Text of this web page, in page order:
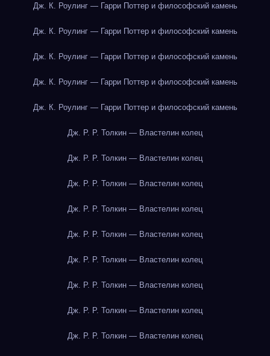
Дж. К. Роулинг — Гарри Поттер и философский камень
Дж. К. Роулинг — Гарри Поттер и философский камень
Дж. К. Роулинг — Гарри Поттер и философский камень
Дж. К. Роулинг — Гарри Поттер и философский камень
Дж. К. Роулинг — Гарри Поттер и философский камень
Дж. Р. Р. Толкин — Властелин колец
Дж. Р. Р. Толкин — Властелин колец
Дж. Р. Р. Толкин — Властелин колец
Дж. Р. Р. Толкин — Властелин колец
Дж. Р. Р. Толкин — Властелин колец
Дж. Р. Р. Толкин — Властелин колец
Дж. Р. Р. Толкин — Властелин колец
Дж. Р. Р. Толкин — Властелин колец
Дж. Р. Р. Толкин — Властелин колец